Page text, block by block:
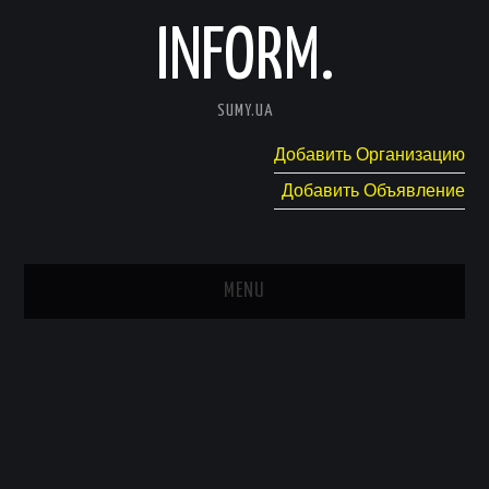
INFORM.
SUMY.UA
Добавить Организацию
Добавить Объявление
MENU